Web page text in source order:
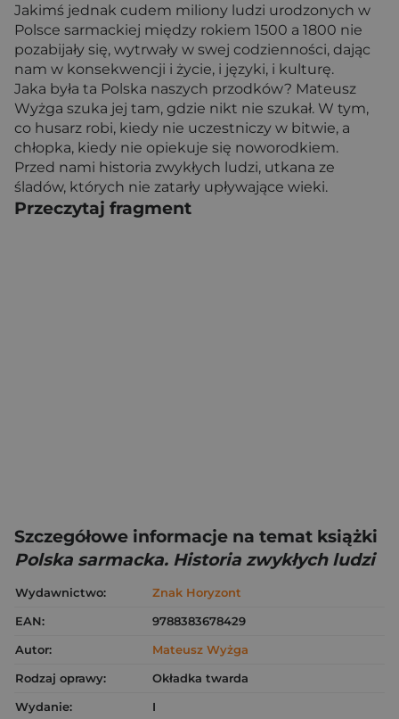
Jakimś jednak cudem miliony ludzi urodzonych w
Polsce sarmackiej między rokiem 1500 a 1800 nie
pozabijały się, wytrwały w swej codzienności, dając
nam w konsekwencji i życie, i języki, i kulturę.
Jaka była ta Polska naszych przodków? Mateusz
Wyżga szuka jej tam, gdzie nikt nie szukał. W tym,
co husarz robi, kiedy nie uczestniczy w bitwie, a
chłopka, kiedy nie opiekuje się noworodkiem.
Przed nami historia zwykłych ludzi, utkana ze
śladów, których nie zatarły upływające wieki.
Przeczytaj fragment
Szczegółowe informacje na temat książki
Polska sarmacka. Historia zwykłych ludzi
Wydawnictwo:
Znak Horyzont
EAN:
9788383678429
Autor:
Mateusz Wyżga
Rodzaj oprawy:
Okładka twarda
Wydanie:
I